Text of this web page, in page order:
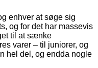
enhver at søge sig
og for det har massevis
til at sænke
varer – til juniorer, og
hel del, og endda nogle